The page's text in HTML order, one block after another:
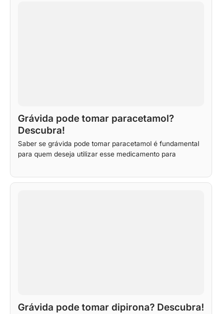
Grávida pode tomar paracetamol?
Descubra!
Saber se grávida pode tomar paracetamol é fundamental
para quem deseja utilizar esse medicamento para
Grávida pode tomar dipirona? Descubra!